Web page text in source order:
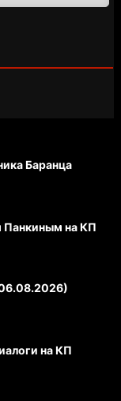
Баранца
Панкиным на КП
на КП